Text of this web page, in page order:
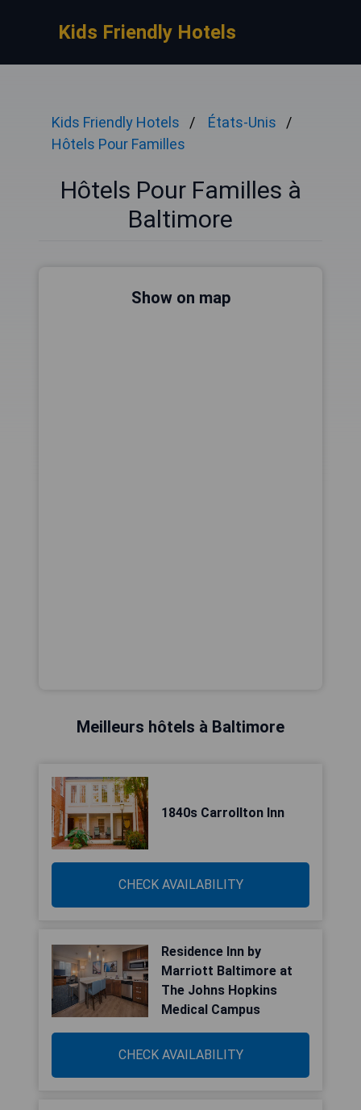
Kids Friendly Hotels
Kids Friendly Hotels
États-Unis
Hôtels Pour Familles
Hôtels Pour Familles à
Baltimore
Show on map
Meilleurs hôtels à Baltimore
1840s Carrollton Inn
CHECK AVAILABILITY
Residence Inn by
Marriott Baltimore at
The Johns Hopkins
Medical Campus
CHECK AVAILABILITY